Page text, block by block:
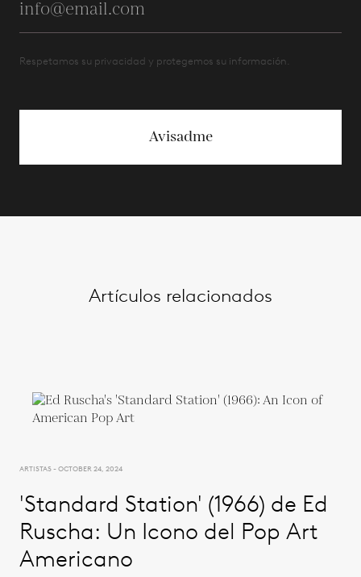
Respetamos su privacidad y protegemos su información.
Avisadme
Artículos relacionados
ARTISTAS - OCTOBER 24, 2024
'Standard Station' (1966) de Ed
Ruscha: Un Icono del Pop Art
Americano